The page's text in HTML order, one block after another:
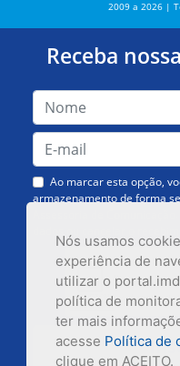
Nós usamos
experiência de
utilizar o
política de
ter mais
acesse Política de
clique em ACEITO.
2009 a 2026 |
Receba
Ao marcar esta opção,
armazenamento de forma